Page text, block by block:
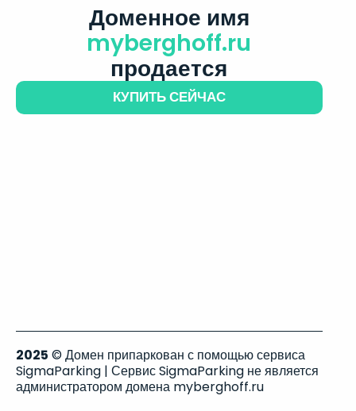
Доменное имя
myberghoff.ru
продается
КУПИТЬ СЕЙЧАС
2025 © Домен припаркован с помощью сервиса
SigmaParking | Сервис SigmaParking не является
администратором домена myberghoff.ru